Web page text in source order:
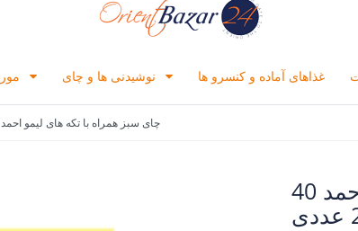
غذاهای آماده و کنسرو ها
چای سبز همراه با تکه های لیمو احمد 40 گرمی _ 20 عددی
چای سبز همراه با تکه های لیمو احمد 40